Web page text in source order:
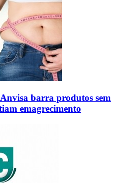
barra produtos sem
emagrecimento